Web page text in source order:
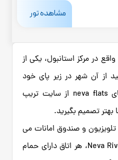
مشاهده تور
Neva River Flats Taksim واقع در مرکز استانبول، یکی از
از آن شهر در زیر پای خود
مشاهده نمایید. ما مرورهای neva flats از سایت تریپ
بهتر تصمیم بگیرید.
و صندوق امانات می
باشد. در Neva River Flats Taksim، هر اتاق دارای حمام